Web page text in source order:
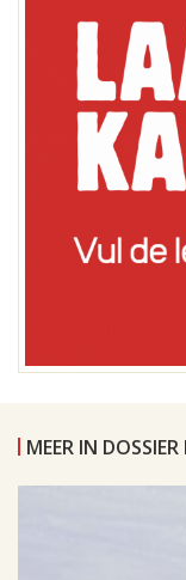
MEER IN DOSSIER